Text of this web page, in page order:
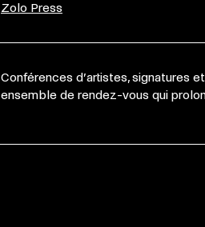
Zolo Press
Conférences d’artistes, signatures
ensemble de rendez-vous qui